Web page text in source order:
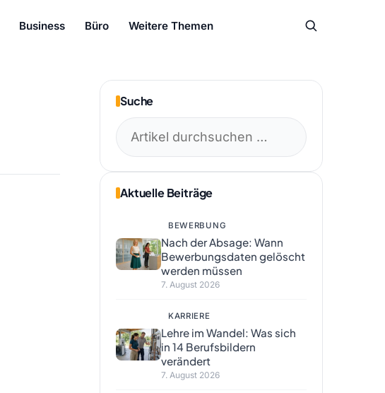
Business Büro Weitere Themen
Suche
Aktuelle Beiträge
BEWERBUNG
Nach der Absage: Wann
Bewerbungsdaten gelöscht
werden müssen
7. August 2026
KARRIERE
Lehre im Wandel: Was sich
in 14 Berufsbildern
verändert
7. August 2026